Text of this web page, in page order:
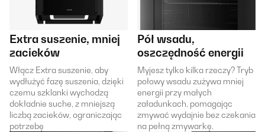
Extra suszenie, mniej
zacieków
Włącz Extra suszenie, aby
wydłużyć fazę suszenia, dzięki
czemu szklanki wychodzą
dokładnie suche, z mniejszą
liczbą zacieków, ograniczając
potrzebę
Pół wsadu,
oszczędność energii
Myjesz tylko kilka rzeczy? Tryb
połowy wsadu zużywa mniej
energii przy małych
załadunkach, pomagając
zmywać wydajnie bez czekania
na pełną zmywarkę.